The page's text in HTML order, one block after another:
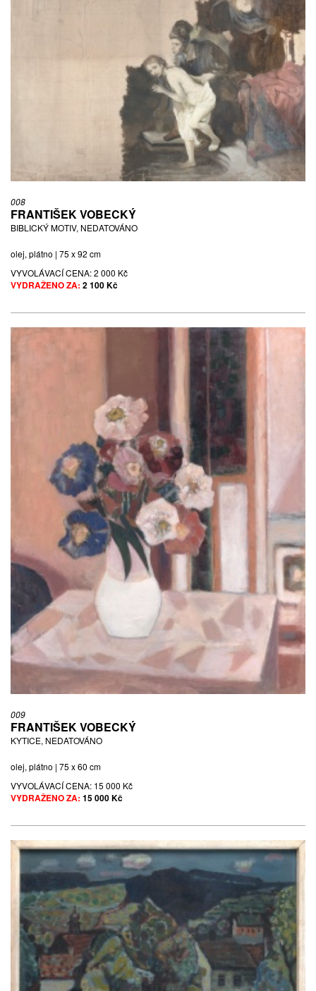
008
FRANTIŠEK VOBECKÝ
BIBLICKÝ MOTIV, NEDATOVÁNO
olej, plátno | 75 x 92 cm
VYVOLÁVACÍ CENA:2 000 Kč
VYDRAŽENO ZA: 2 100 Kč
009
FRANTIŠEK VOBECKÝ
KYTICE, NEDATOVÁNO
olej, plátno | 75 x 60 cm
VYVOLÁVACÍ CENA: 15 000 Kč
VYDRAŽENO ZA: 15 000 Kč